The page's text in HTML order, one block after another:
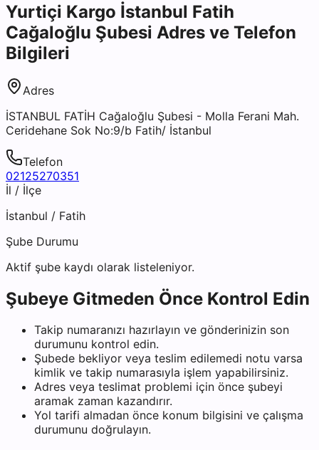
Yurtiçi Kargo İstanbul Fatih
Cağaloğlu Şubesi Adres ve Telefon
Bilgileri
Adres
İSTANBUL FATİH Cağaloğlu Şubesi - Molla Ferani Mah.
Ceridehane Sok No:9/b Fatih/ İstanbul
Telefon
02125270351
İl / İlçe
İstanbul / Fatih
Şube Durumu
Aktif şube kaydı olarak listeleniyor.
Şubeye Gitmeden Önce Kontrol Edin
Takip numaranızı hazırlayın ve gönderinizin son
durumunu kontrol edin.
Şubede bekliyor veya teslim edilemedi notu varsa
kimlik ve takip numarasıyla işlem yapabilirsiniz.
Adres veya teslimat problemi için önce şubeyi
aramak zaman kazandırır.
Yol tarifi almadan önce konum bilgisini ve çalışma
durumunu doğrulayın.